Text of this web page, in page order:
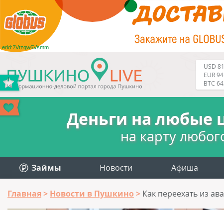
erid:2Vtzqw6Vsmm
USD
EUR
BTC
Деньги на любые
на карту
Займы Новости Афиша
Главная Новости в Пушкино Как переехать из